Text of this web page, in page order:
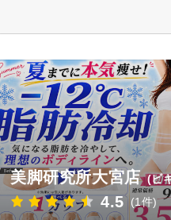
美脚研究所大宮店 (ビ
4.5 (1件)